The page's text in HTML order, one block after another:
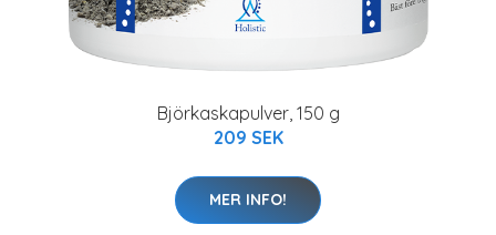
Björkaskapulver, 150 g
209 SEK
MER INFO!